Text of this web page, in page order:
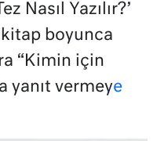
Nasıl Yazılır?’
kitap boyunca
“Kimin için
yanıt vermeye